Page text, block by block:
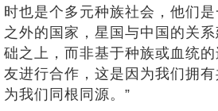
时也是个多元种族社会，他们
之外的国家，星国与中国的关
础之上，而非基于种族或血统的
友进行合作，这是因为我们拥
为我们同根同源。”